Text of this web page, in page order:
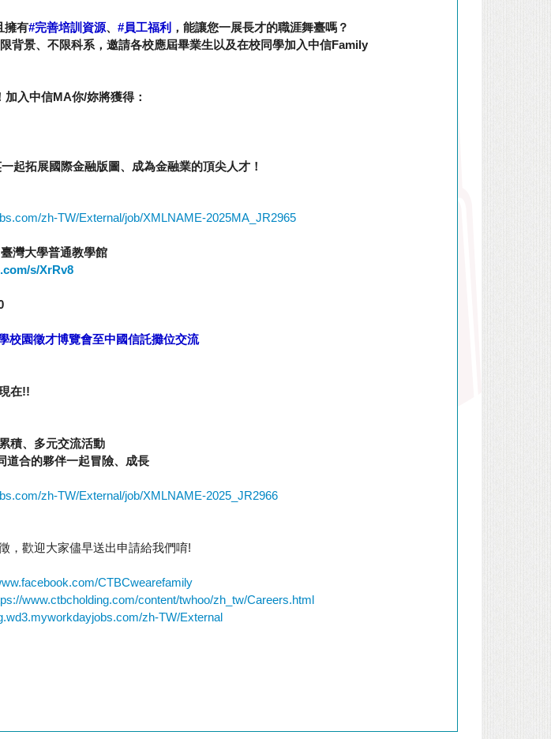
擁有#完善培訓資源、 #員工福利 ，能讓您一展長才的職涯舞臺嗎？
背景、不限科系，邀請各校應屆畢業生以及在校同學加入中信Family
加入中信MA你/妳將獲得：
起拓展國際金融版圖、成為金融業的頂尖人才！
zh-TW/External/job/XMLNAME-2025MA_JR2965
臺灣大學普通教學館
s/XrRv8
校園徵才博覽會至中國信託攤位交流
在!!
積、多元交流活動
道合的夥伴一起冒險、成長
zh-TW/External/job/XMLNAME-2025_JR2966
，歡迎大家儘早送出申請給我們唷!
CTBCwearefamily
www.ctbcholding.com/content/twhoo/zh_tw/Careers.html
zh-TW/External